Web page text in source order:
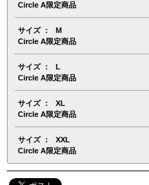
Circle A限定商品
サイズ
M
Circle A限定商品
サイズ
L
Circle A限定商品
サイズ
XL
Circle A限定商品
サイズ
XXL
Circle A限定商品